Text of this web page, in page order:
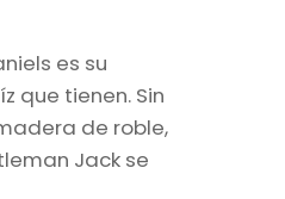
es su
que tienen. Sin
de roble,
Jack se